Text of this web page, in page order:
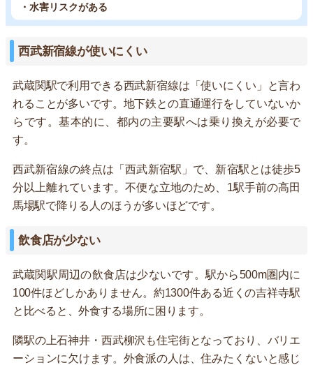
・水害リスクがある
西武新宿線が使いにくい
武蔵関駅で利用できる西武新宿線は「使いにくい」と言わ
れることが多いです。地下鉄との直通運行をしていないか
らです。基本的に、都内の主要駅へは乗り換えが必要で
す。
西武新宿線の終点は「西武新宿駅」で、新宿駅とは徒歩5
分以上離れています。不便な立地のため、1駅手前の高田
馬場駅で降りる人のほうが多いほどです。
飲食店が少ない
武蔵関駅周辺の飲食店は少ないです。駅から500m圏内に
100件ほどしかありません。約1300件ある近くの吉祥寺駅
と比べると、外食する場所に困ります。
隣駅の上石神井・西武柳沢も住宅街となっており、バリエ
ーションに欠けます。外食派の人は、住みたくないと感じ